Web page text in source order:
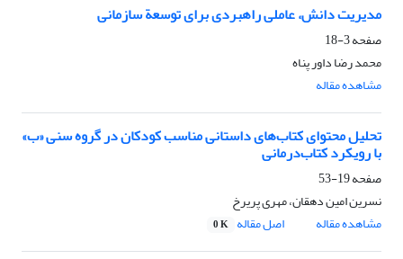
مدیریت دانش، عاملی راهبردی برای توسعة سازمانی
صفحه3-18
محمد رضا داور پناه
مشاهده مقاله
تحلیل محتوای کتاب‌های داستانی مناسب کودکان در گروه سنی «ب»
با رویکرد کتاب‌درمانی
صفحه19-53
نسرین امین دهقان، مهری پریرخ
مشاهده مقاله
اصل مقاله 0 K